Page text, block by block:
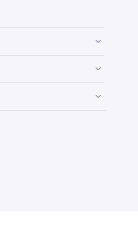
pr. aktie proportionalt. For
én AAPLx-aktie til fire,
pris. Din samlede